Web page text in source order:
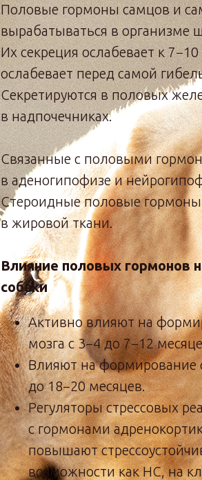
Половые гормоны самцов и
вырабатываться в организме
Их секреция ослабевает к
ослабевает перед самой
Секретируются в половых
в надпочечниках.
Связанные с половыми
в аденогипофизе и
Стероидные половые гормоны
в жировой ткани.
Влияние половых гормонов
собаки
Активно влияют на
мозга с 3−4 до 7−12
Влияют на формирование
до 18−20 месяцев.
Регуляторы стрессовых
с гормонами
повышают
возможности как НС, на